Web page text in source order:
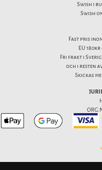
Swish i
Swish
Fast pris
EU
Fri frakt i
och i resten
Skickas